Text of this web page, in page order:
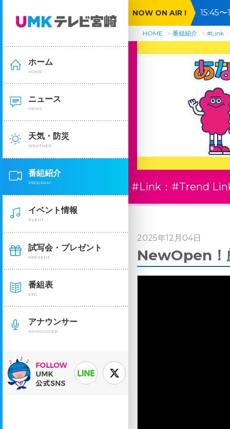
ホーム
HOME
ニュース
NEWS
天気・防災
WEATHER
番組紹介
PROGRAM
イベント情報
EVENT
試写会・プレゼント
PRESENT
番組表
EPG
アナウンサー
ANNOUNCER
NOW ON AIR ! 15:45
HOME 番組紹介 #Link
#Link： #Trend
2025年12月04日
NewOpen！